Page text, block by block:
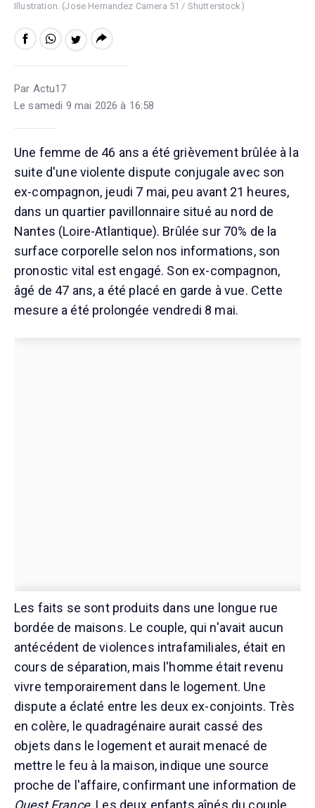
Illustration. (Jose Hernandez Camera 51 / Shutterstock)
Par Actu17
Le samedi 9 mai 2026 à 16:58
Une femme de 46 ans a été grièvement brûlée à la
suite d'une violente dispute conjugale avec son
ex-compagnon, jeudi 7 mai, peu avant 21 heures,
dans un quartier pavillonnaire situé au nord de
Nantes (Loire-Atlantique). Brûlée sur 70% de la
surface corporelle selon nos informations, son
pronostic vital est engagé. Son ex-compagnon,
âgé de 47 ans, a été placé en garde à vue. Cette
mesure a été prolongée vendredi 8 mai.
Les faits se sont produits dans une longue rue
bordée de maisons. Le couple, qui n'avait aucun
antécédent de violences intrafamiliales, était en
cours de séparation, mais l'homme était revenu
vivre temporairement dans le logement. Une
dispute a éclaté entre les deux ex-conjoints. Très
en colère, le quadragénaire aurait cassé des
objets dans le logement et aurait menacé de
mettre le feu à la maison, indique une source
proche de l'affaire, confirmant une information de
Ouest France. Les deux enfants aînés du couple